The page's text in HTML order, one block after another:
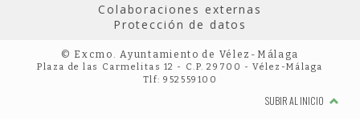
Colaboraciones externas
Protección de datos
© Excmo. Ayuntamiento de Vélez-Málaga
Plaza de las Carmelitas 12 - C.P. 29700 - Vélez-Málaga
Tlf: 952559100
SUBIR AL INICIO